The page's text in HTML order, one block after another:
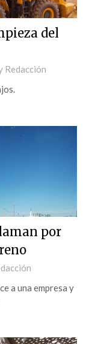
del
Redacción
por
a una empresa y